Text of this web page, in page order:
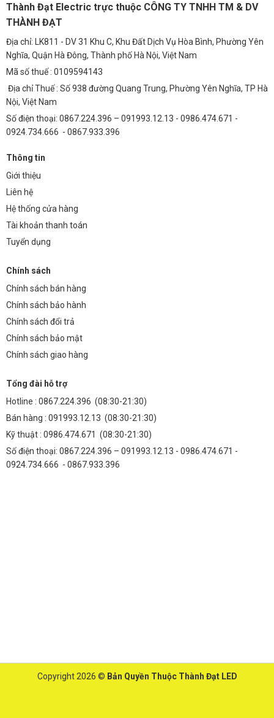
Thành Đạt Electric trực thuộc CÔNG TY TNHH TM & DV
THÀNH ĐẠT
Địa chỉ: LK811 - DV 31 Khu C, Khu Đất Dịch Vụ Hòa Bình, Phường Yên
Nghĩa, Quận Hà Đông, Thành phố Hà Nội, Việt Nam
Mã số thuế : 0109594143
Địa chỉ Thuế : Số 938 đường Quang Trung, Phường Yên Nghĩa, TP Hà
Nội, Việt Nam
Số điện thoại: 0867.224.396 – 091993.12.13 - 0986.474.671 -
0924.734.666 - 0867.933.396
Thông tin
Giới thiệu
Liên hệ
Hệ thống cửa hàng
Tài khoản thanh toán
Tuyển dụng
Chính sách
Chính sách bán hàng
Chính sách bảo hành
Chính sách đổi trả
Chính sách bảo mật
Chính sách giao hàng
Tổng đài hỗ trợ
Hotline : 0867.224.396 (08:30-21:30)
Bán hàng : 091993.12.13 (08:30-21:30)
Kỹ thuật : 0986.474.671 (08:30-21:30)
Số điện thoại: 0867.224.396 – 091993.12.13 - 0986.474.671 -
0924.734.666 - 0867.933.396
Copyright 2026 © Bản Quyền Thuộc Thành Đạt LED